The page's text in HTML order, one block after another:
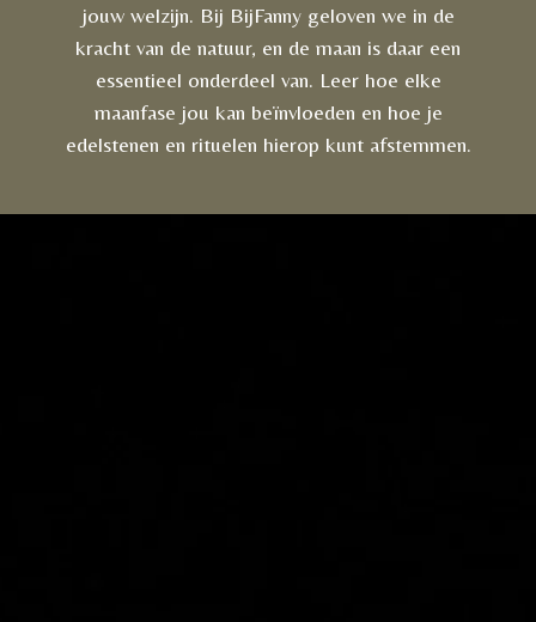
jouw welzijn. Bij BijFanny geloven we in de
kracht van de natuur, en de maan is daar een
essentieel onderdeel van. Leer hoe elke
maanfase jou kan beïnvloeden en hoe je
edelstenen en rituelen hierop kunt afstemmen.